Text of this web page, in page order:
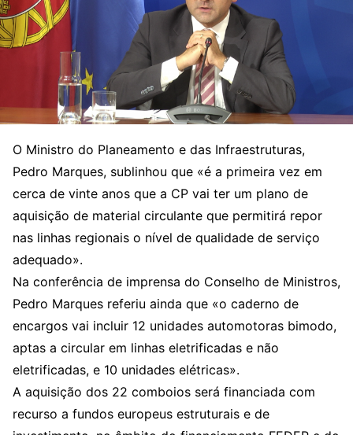
O Ministro do Planeamento e das Infraestruturas,
Pedro Marques, sublinhou que «é a primeira vez em
cerca de vinte anos que a CP vai ter um plano de
aquisição de material circulante que permitirá repor
nas linhas regionais o nível de qualidade de serviço
adequado».
Na conferência de imprensa do Conselho de Ministros,
Pedro Marques referiu ainda que «o caderno de
encargos vai incluir 12 unidades automotoras bimodo,
aptas a circular em linhas eletrificadas e não
eletrificadas, e 10 unidades elétricas».
A aquisição dos 22 comboios será financiada com
recurso a fundos europeus estruturais e de